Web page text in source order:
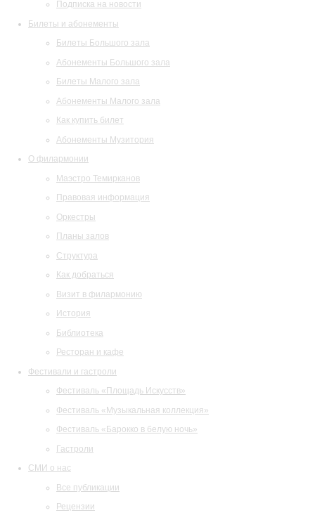
Подписка на новости
Билеты и абонементы
Билеты Большого зала
Абонементы Большого зала
Билеты Малого зала
Абонементы Малого зала
Как купить билет
Абонементы Музитория
О филармонии
Маэстро Темирканов
Правовая информация
Оркестры
Планы залов
Структура
Как добраться
Визит в филармонию
История
Библиотека
Ресторан и кафе
Фестивали и гастроли
Фестиваль «Площадь Искусств»
Фестиваль «Музыкальная коллекция»
Фестиваль «Барокко в белую ночь»
Гастроли
СМИ о нас
Все публикации
Рецензии